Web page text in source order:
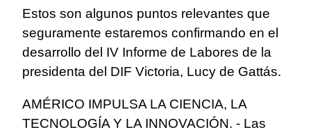
Estos son algunos puntos relevantes que
seguramente estaremos confirmando en el
desarrollo del IV Informe de Labores de la
presidenta del DIF Victoria, Lucy de Gattás.
AMÉRICO IMPULSA LA CIENCIA, LA
TECNOLOGÍA Y LA INNOVACIÓN. - Las